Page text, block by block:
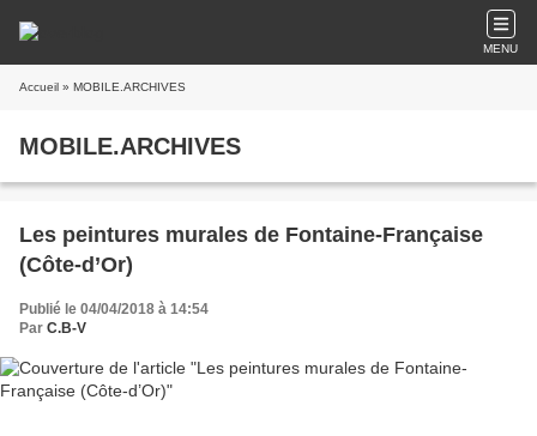
MENU
Accueil » MOBILE.ARCHIVES
MOBILE.ARCHIVES
Les peintures murales de Fontaine-Française
(Côte-d’Or)
Publié le 04/04/2018 à 14:54
Par C.B-V